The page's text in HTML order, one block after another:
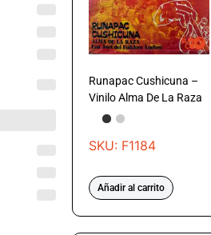
Runapac Cushicuna –
Vinilo Alma De La Raza
SKU: F1184
Añadir al carrito